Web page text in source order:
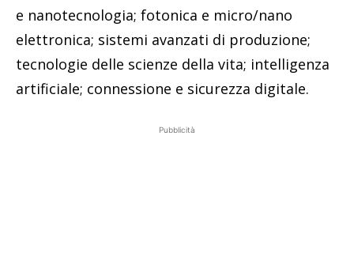
e nanotecnologia; fotonica e micro/nano
elettronica; sistemi avanzati di produzione;
tecnologie delle scienze della vita; intelligenza
artificiale; connessione e sicurezza digitale.
Pubblicità